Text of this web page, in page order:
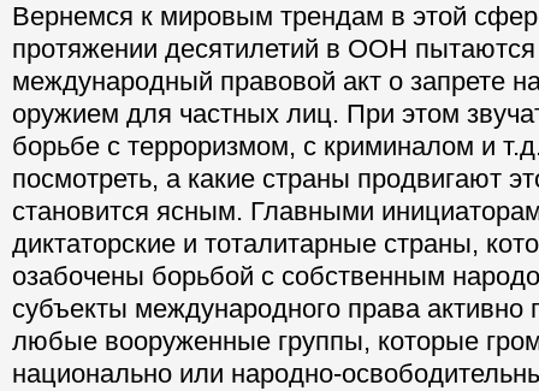
Вернемся к мировым трендам в этой
протяжении десятилетий в ООН пытаются
международный правовой акт о запрете
оружием для частных лиц. При этом
борьбе с терроризмом, с криминалом и
посмотреть, а какие страны продвигают
становится ясным. Главными
диктаторские и тоталитарные страны,
озабочены борьбой с собственным
субъекты международного права
любые вооруженные группы, которые
национально или народно-